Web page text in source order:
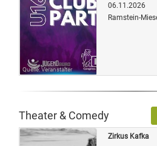
Quelle: Veranstalter
06.11.2026
Ramstein-
Theater & Comedy
Zirkus Kafka